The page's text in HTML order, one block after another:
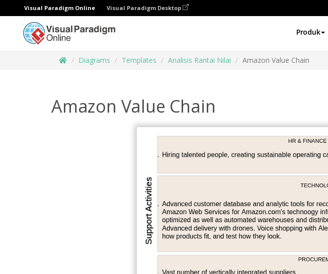
Visual Paradigm Online Visual Paradigm Desktop
Produk
Diagrams Templates Analisis Rantai Nilai Amazon Value Chain
Amazon Value Chain